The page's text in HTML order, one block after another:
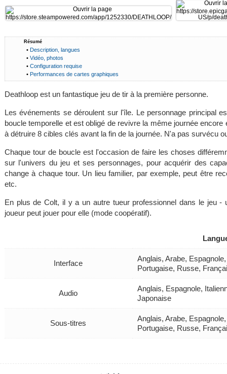
Résumé
•Description, langues
•Vidéo, photos
•Configuration requise
•Performances de cartes graphiques
Deathloop est un fantastique jeu de tir à la première personne.
Les événements se déroulent sur l'île. Le personnage principal
boucle temporelle et est obligé de revivre la même journée
à détruire 8 cibles clés avant la fin de la journée. N'a pas survécu
Chaque tour de boucle est l'occasion de faire les choses
sur l'univers du jeu et ses personnages, pour acquérir des
change à chaque tour. Un lieu familier, par exemple, peut être
etc.
En plus de Colt, il y a un autre tueur professionnel dans le jeu -
joueur peut jouer pour elle (mode coopératif).
Interface
Anglais, Arabe,
Portugaise, Russe,
Audio
Anglais, Espagnole,
Japonaise
Sous-titres
Anglais, Arabe,
Portugaise, Russe,